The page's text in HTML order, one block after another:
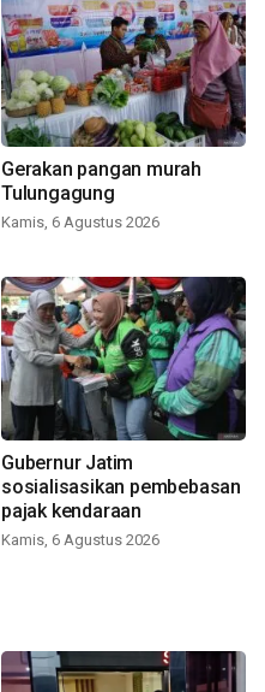
Gerakan pangan murah
Tulungagung
Kamis, 6 Agustus 2026
Gubernur Jatim
sosialisasikan pembebasan
pajak kendaraan
Kamis, 6 Agustus 2026